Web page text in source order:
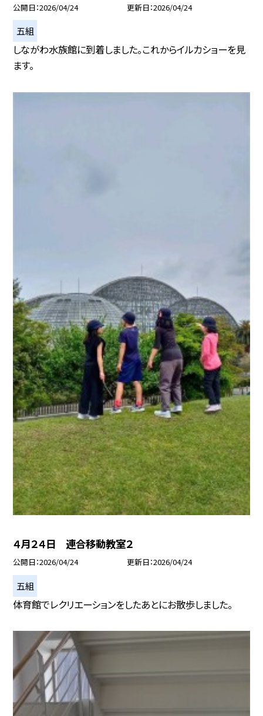
公開日 2026/04/24 更新日 2026/04/24
五組
しながわ水族館に到着しました。これからイルカショーを見
ます。
４月２４日 連合移動教室２
公開日 2026/04/24 更新日 2026/04/24
五組
体育館でレクリエーションをしたあとにお散歩しました。